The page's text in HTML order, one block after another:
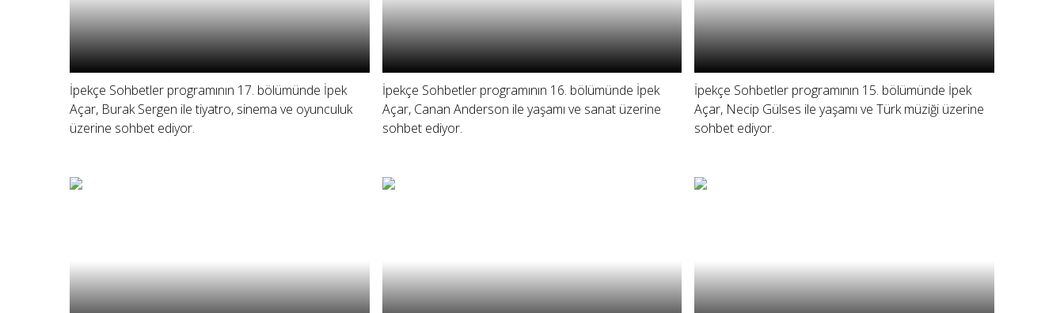
İpekçe Sohbetler programının 17. bölümünde İpek
Açar, Burak Sergen ile tiyatro, sinema ve oyunculuk
üzerine sohbet ediyor.
İpekçe Sohbetler programının 16. bölümünde İpek
Açar, Canan Anderson ile yaşamı ve sanat üzerine
sohbet ediyor.
İpekçe Sohbetler programının 15. bölümünde İpek
Açar, Necip Gülses ile yaşamı ve Türk müziği üzerine
sohbet ediyor.